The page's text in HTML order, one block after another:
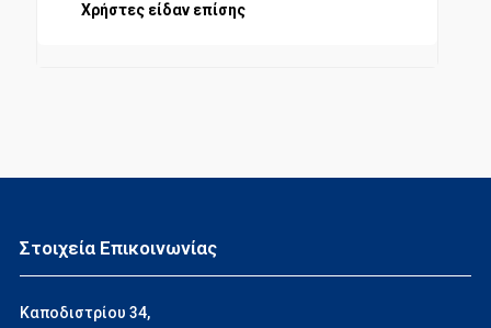
Χρήστες είδαν επίσης
Στοιχεία Επικοινωνίας
Καποδιστρίου 34,